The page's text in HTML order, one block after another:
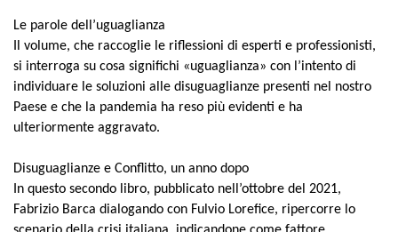
Le parole dell’uguaglianza
Il volume, che raccoglie le riflessioni di esperti e professionisti,
si interroga su cosa significhi «uguaglianza» con l’intento di
individuare le soluzioni alle disuguaglianze presenti nel nostro
Paese e che la pandemia ha reso più evidenti e ha
ulteriormente aggravato.
Disuguaglianze e Conflitto, un anno dopo
In questo secondo libro, pubblicato nell’ottobre del 2021,
Fabrizio Barca dialogando con Fulvio Lorefice, ripercorre lo